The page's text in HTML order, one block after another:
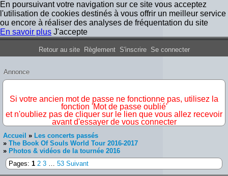
En poursuivant votre navigation sur ce site vous acceptez
l'utilisation de cookies destinés à vous offrir un meilleur service
ou encore à réaliser des analyses de fréquentation du site
En savoir plus J'accepte
Forum Iron Maiden France
Retour au site Règlement S'inscrire Se connecter
Annonce
Si votre ancien mot de passe ne fonctionne pas, utilisez la
fonction 'Mot de passe oublié'
et n'oubliez pas de cliquer sur le lien que vous allez recevoir
avant d'essayer de vous connecter
Accueil » Les concerts passés
» The Book Of Souls World Tour 2016-2017
» Photos & vidéos de la tournée 2016
Pages: 1 2 3 … 53 Suivant